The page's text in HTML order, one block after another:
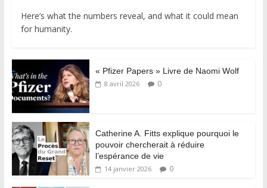
Here’s what the numbers reveal, and what it could mean
for humanity.
« Pfizer Papers » Livre de Naomi Wolf
8 avril 2026 0
Catherine A. Fitts explique pourquoi le
pouvoir chercherait à réduire
l’espérance de vie
14 janvier 2026 0